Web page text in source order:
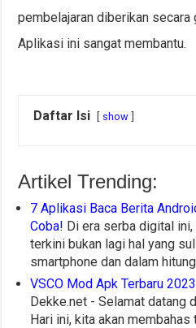
pembelajaran diberikan secara
Aplikasi ini sangat membantu.
Daftar Isi show
Artikel Trending:
7 Aplikasi Baca Berita
Coba! Di era serba digital
terkini bukan lagi hal yang
smartphone dan dalam
VSCO Mod Apk Terbaru
Dekke.net - Selamat datang
Hari ini, kita akan